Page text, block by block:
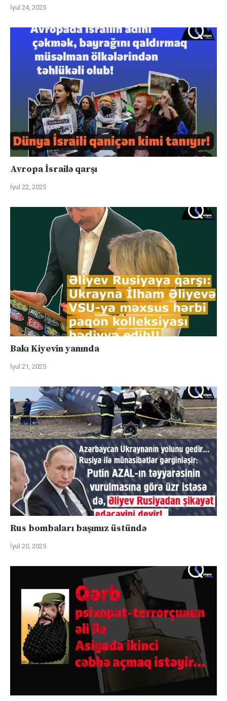
İyul 24, 2025
Avropa İsrailə qarşı
İyul 22, 2025
Bakı Kiyevin yanında
İyul 21, 2025
Rus bombaları başımız üstündə
İyul 20, 2025